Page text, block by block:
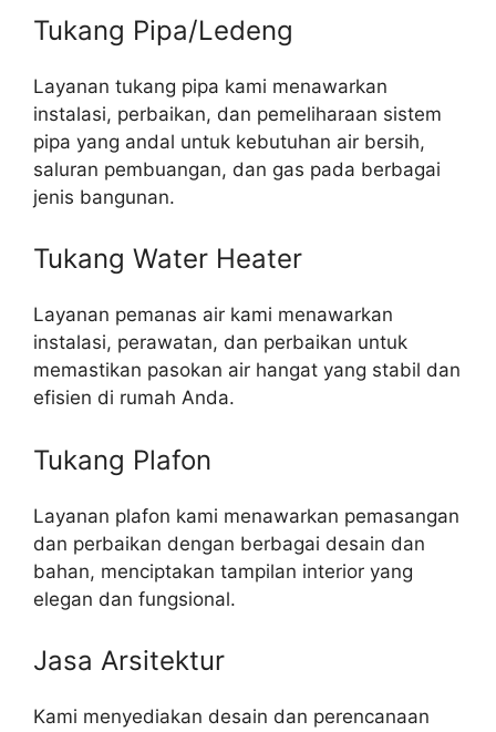
Tukang Pipa/Ledeng
Layanan tukang pipa kami menawarkan
instalasi, perbaikan, dan pemeliharaan sistem
pipa yang andal untuk kebutuhan air bersih,
saluran pembuangan, dan gas pada berbagai
jenis bangunan.
Tukang Water Heater
Layanan pemanas air kami menawarkan
instalasi, perawatan, dan perbaikan untuk
memastikan pasokan air hangat yang stabil dan
efisien di rumah Anda.
Tukang Plafon
Layanan plafon kami menawarkan pemasangan
dan perbaikan dengan berbagai desain dan
bahan, menciptakan tampilan interior yang
elegan dan fungsional.
Jasa Arsitektur
Kami menyediakan desain dan perencanaan